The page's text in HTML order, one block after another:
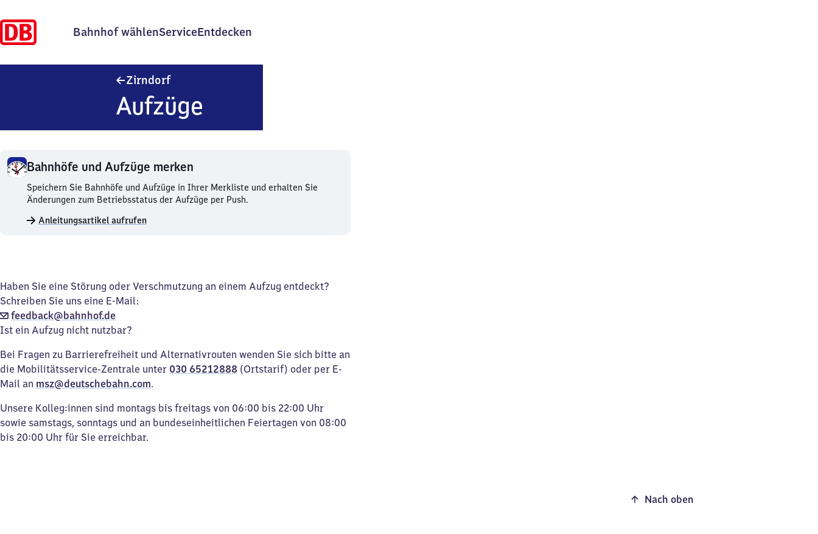
Bahnhof wählenServiceEntdecken
ZirndorfZirndorf
Aufzüge
Bahnhöfe und Aufzüge merken
Bahnhöfe
und
merken.
Speichern Sie Bahnhöfe und Aufzüge in Ihrer Merkliste und erhalten Sie
Änderungen zum Betriebsstatus der Aufzüge per Push.
Anleitungsartikel aufrufen
Haben Sie eine Störung oder Verschmutzung an einem Aufzug entdeckt?
Schreiben Sie uns eine E-Mail:
feedback@bahnhof.de
Ist ein Aufzug nicht nutzbar?
Bei Fragen zu Barrierefreiheit und Alternativrouten wenden Sie sich bitte an
die Mobilitätsservice-Zentrale unter 030 65212888 (Ortstarif) oder per E-
Mail an msz@deutschebahn.com.
Unsere Kolleg:innen sind montags bis freitags von 06:00 bis 22:00 Uhr
sowie samstags, sonntags und an bundeseinheitlichen Feiertagen von 08:00
bis 20:00 Uhr für Sie erreichbar.
Nach oben